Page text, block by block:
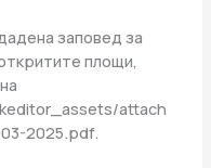
заповед за
площи,
attach
2025.pdf.